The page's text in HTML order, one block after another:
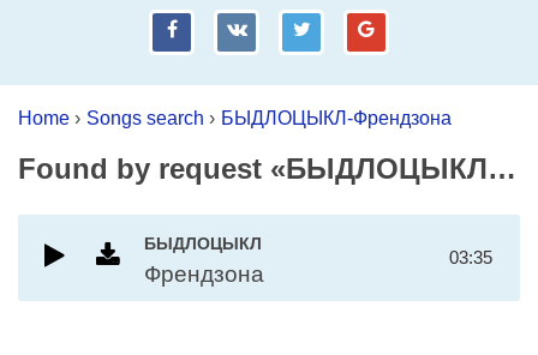
fb vk tw gp
Home › Songs search › БЫДЛОЦЫКЛ-Френдзона
Found by request «БЫДЛОЦЫКЛ-Френдзона»
БЫДЛОЦЫКЛ
Френдзона
03:35